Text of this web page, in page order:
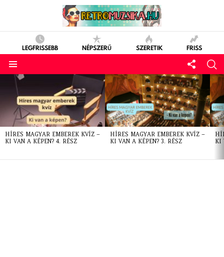
LEGFRISSEBB NÉPSZERŰ SZERETIK FRISS
LATEST
STORIES
HÍRES MAGYAR EMBEREK KVÍZ –
KI VAN A KÉPEN? 4. RÉSZ
HÍRES MAGYAR EMBEREK KVÍZ –
KI VAN A KÉPEN? 3. RÉSZ
KI